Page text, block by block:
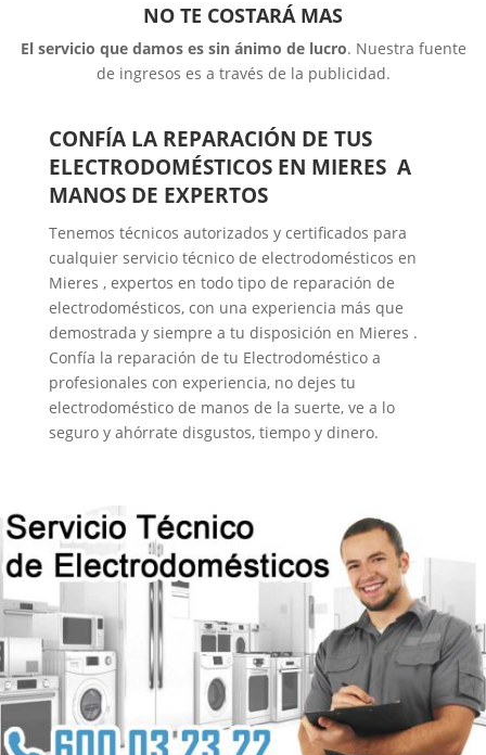
NO TE COSTARÁ MAS
El servicio que damos es sin ánimo de lucro. Nuestra fuente
de ingresos es a través de la publicidad.
CONFÍA LA REPARACIÓN DE TUS
ELECTRODOMÉSTICOS EN MIERES A
MANOS DE EXPERTOS
Tenemos técnicos autorizados y certificados para
cualquier servicio técnico de electrodomésticos en
Mieres , expertos en todo tipo de reparación de
electrodomésticos, con una experiencia más que
demostrada y siempre a tu disposición en Mieres .
Confía la reparación de tu Electrodoméstico a
profesionales con experiencia, no dejes tu
electrodoméstico de manos de la suerte, ve a lo
seguro y ahórrate disgustos, tiempo y dinero.